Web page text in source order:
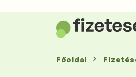
Főoldal